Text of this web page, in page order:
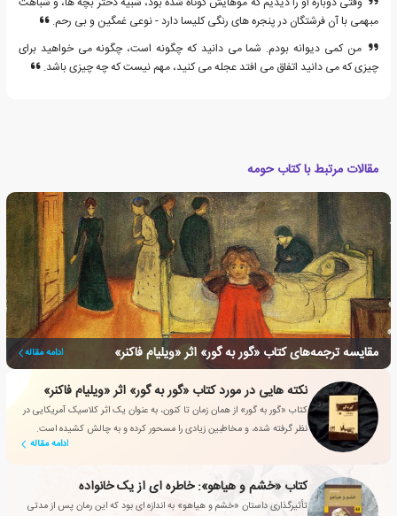
مبهمی با آن فرشتگان در پنجره های رنگی کلیسا دارد - نوعی غمگین و بی رحم.
من کمی دیوانه بودم. شما می دانید که چگونه است، چگونه می خواهید برای
چیزی که می دانید اتفاق می افتد عجله می کنید، مهم نیست که چه چیزی باشد.
مقالات مرتبط با کتاب حومه
مقایسه ترجمه‌های کتاب «گور به گور» اثر «ویلیام فاکنر» ادامه مقاله
نکته هایی در مورد کتاب «گور به گور» اثر «ویلیام فاکنر»
کتاب «گور به گور» از همان زمان تا کنون، به عنوان یک اثر کلاسیک آمریکایی در
نظر گرفته شده، و مخاطبین زیادی را مسحور کرده و به چالش کشیده است.
ادامه مقاله
کتاب «خشم و هیاهو»: خاطره ای از یک خانواده
تأثیرگذاری داستان «خشم و هیاهو» به اندازه ای بود که این رمان پس از مدتی